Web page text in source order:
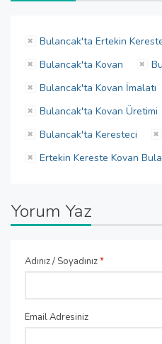
Bulancak'ta Ertekin
Bulancak'ta Kovan
Bulancak'ta Kovan İmalatı
Bulancak'ta Kovan Üretimi
Bulancak'ta Keresteci
Ertekin Kereste Kovan
Yorum Yaz
Adınız / Soyadınız*
Email Adresiniz